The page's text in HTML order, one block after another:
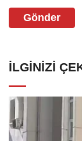
Gönder
İLGINIZI